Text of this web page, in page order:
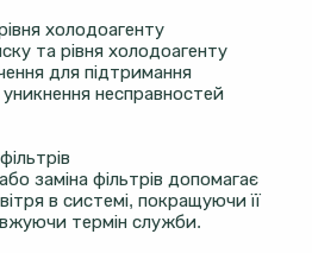
холодоагенту
та рівня холодоагенту
для підтримання
несправностей
заміна фільтрів допомагає
в системі, покращуючи її
термін служби.